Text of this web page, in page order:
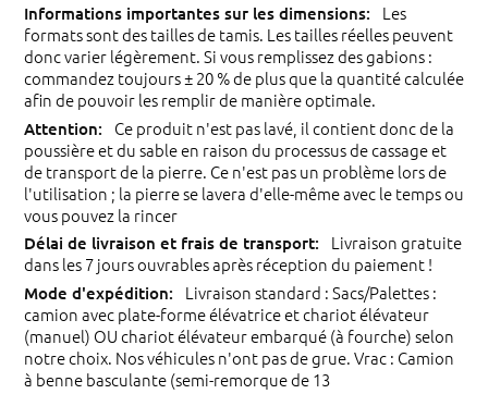
Les
formats sont des tailles de tamis. Les tailles réelles peuvent
donc varier légèrement. Si vous remplissez des gabions :
commandez toujours ± 20 % de plus que la quantité calculée
afin de pouvoir les remplir de manière optimale.
Ce produit n'est pas lavé, il contient donc de la
poussière et du sable en raison du processus de cassage et
de transport de la pierre. Ce n'est pas un problème lors de
l'utilisation ; la pierre se lavera d'elle-même avec le temps ou
vous pouvez la rincer
Livraison gratuite
dans les 7 jours ouvrables après réception du paiement !
Livraison standard : Sacs/Palettes :
camion avec plate-forme élévatrice et chariot élévateur
(manuel) OU chariot élévateur embarqué (à fourche) selon
notre choix. Nos véhicules n'ont pas de grue. Vrac : Camion
à benne basculante (semi-remorque de 13